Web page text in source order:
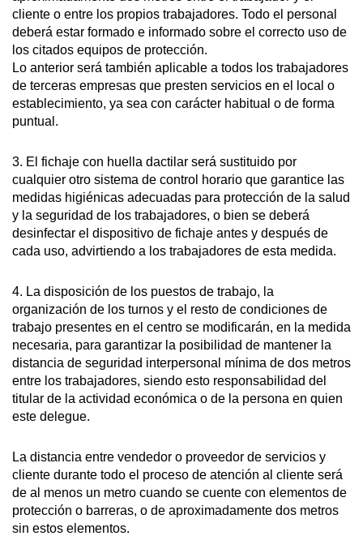
cliente o entre los propios trabajadores. Todo el personal
deberá estar formado e informado sobre el correcto uso de
los citados equipos de protección.
Lo anterior será también aplicable a todos los trabajadores
de terceras empresas que presten servicios en el local o
establecimiento, ya sea con carácter habitual o de forma
puntual.
3. El fichaje con huella dactilar será sustituido por
cualquier otro sistema de control horario que garantice las
medidas higiénicas adecuadas para protección de la salud
y la seguridad de los trabajadores, o bien se deberá
desinfectar el dispositivo de fichaje antes y después de
cada uso, advirtiendo a los trabajadores de esta medida.
4. La disposición de los puestos de trabajo, la
organización de los turnos y el resto de condiciones de
trabajo presentes en el centro se modificarán, en la medida
necesaria, para garantizar la posibilidad de mantener la
distancia de seguridad interpersonal mínima de dos metros
entre los trabajadores, siendo esto responsabilidad del
titular de la actividad económica o de la persona en quien
este delegue.
La distancia entre vendedor o proveedor de servicios y
cliente durante todo el proceso de atención al cliente será
de al menos un metro cuando se cuente con elementos de
protección o barreras, o de aproximadamente dos metros
sin estos elementos.